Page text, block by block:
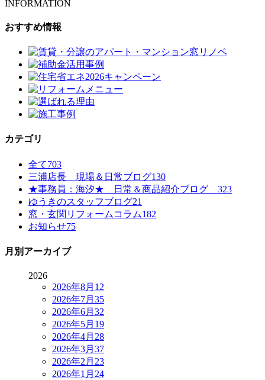
INFORMATION
おすすめ情報
カテゴリ
全て703
三浦店長 現場＆日常ブログ130
★事務員：海汐★ 日常＆商品紹介ブログ 323
ゆうきのスタッフブログ21
窓・玄関リフォームコラム182
お知らせ75
月別アーカイブ
2026
2026年8月 12
2026年7月 35
2026年6月 32
2026年5月 19
2026年4月 28
2026年3月 37
2026年2月 23
2026年1月 24